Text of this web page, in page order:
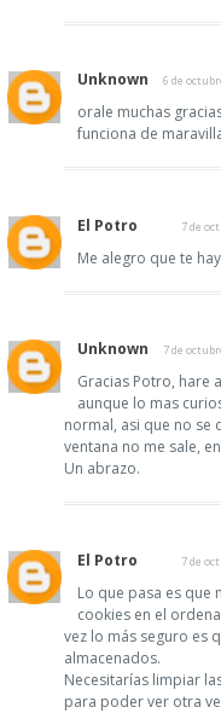
Unknown 6 de
orale muchas
funciona de
El Potro 7 de
Me alegro que te
Unknown 7 de
Gracias Potro, hare
aunque lo mas
normal, asi que no se
ventana no me sale,
Un abrazo.
El Potro 7 de
Lo que pasa es que
cookies en el
vez lo más seguro es
almacenados.
Necesitarías limpiar
para poder ver otra